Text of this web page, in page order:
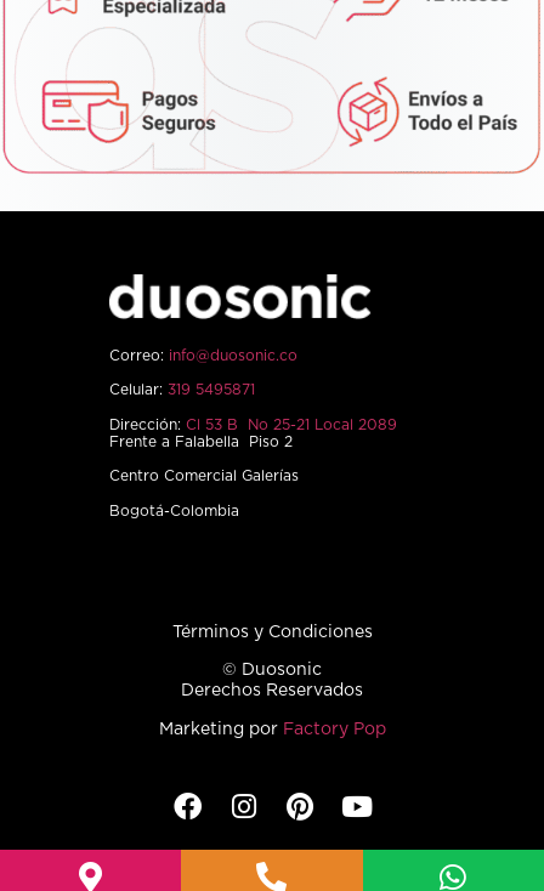
Correo: info@duosonic.co
Celular: 319 5495871
Dirección: Cl 53 B No 25-21 Local 2089
Frente a Falabella Piso 2
Centro Comercial Galerías
Bogotá-Colombia
Términos y Condiciones
© Duosonic
Derechos Reservados
Marketing por Factory Pop